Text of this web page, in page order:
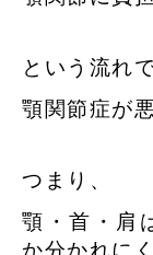
という流れで
顎関節症が
つまり、
顎・首・肩
か分かれに